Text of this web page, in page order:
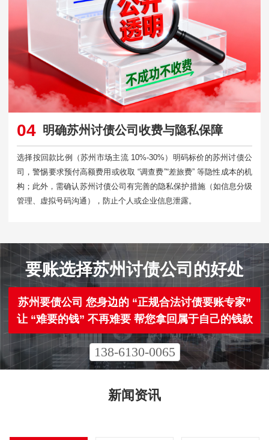
04 明确苏州讨债公司收费与隐私保障
选择按回款比例（苏州市场主流 10%-30%）明码标价的苏州讨债公
司，警惕要求预付高额费用或收取 “调查费”“差旅费” 等隐性成本的机
构；此外，需确认苏州讨债公司有完善的隐私保护措施（如信息分级
管理、虚拟号码沟通），防止个人或企业信息泄露。​
要账选择苏州讨债公司的好处
苏州要债公司 您身边的 “正规合法讨债要账专家”
让 “难要的钱” 不再难要 帮您拿回属于自己的钱款
138-6130-0065
新闻资讯